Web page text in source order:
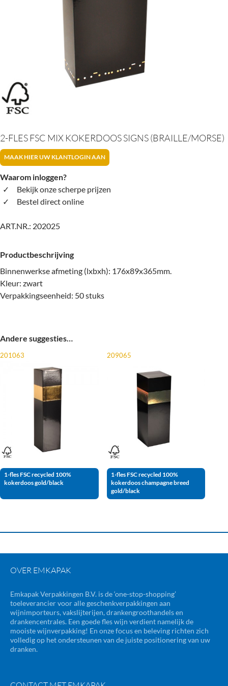
2-FLES FSC MIX KOKERDOOS SIGNS (BRAILLE/MORSE)
MAAK HIER UW KLANTLOGIN AAN
Waarom inloggen?
Bekijk onze scherpe prijzen
Bestel direct online
ART.NR.: 202025
Productbeschrijving
Binnenwerkse afmeting (lxbxh): 176x89x365mm.
Kleur: zwart
Verpakkingseenheid: 50 stuks
Andere suggesties…
201063
1-fles FSC recycled 100%
kokerdoos gold/black
209065
1-fles FSC recycled 100%
kokerdoos champagne breed
gold/black
OVER EMKAPAK
Emkapak Verpakkingen B.V. is de ‘one-stop-shopping’
toeleverancier voor alle geschenkverpakkingen aan
wijnimporteurs, vakslijterijen, drankengroothandels en
drankencentrales. Een goede fles wijn verdient namelijk de
mooiste wijnverpakking! En onze focus en beleving richten zich
volledig op het ondersteunen van de juiste positionering van uw
dranken.